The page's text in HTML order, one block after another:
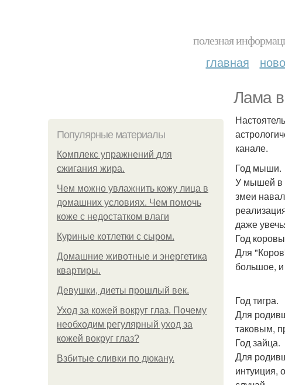
полезная
главная
Лама в
Популярные материалы
Комплекс упражнений для
сжигания жира.
Чем можно увлажнить кожу лица в
домашних условиях. Чем помочь
коже с недостатком влаги
Куриные котлетки с сыром.
Домашние животные и энергетика
квартиры.
Девушки, диеты прошлый век.
Уход за кожей вокруг глаз. Почему
необходим регулярный уход за
кожей вокруг глаз?
Взбитые сливки по дюкану.
канале.
Год мыши.
У мышей в
змеи
даже
Год
Для
большое,
Год тигра.
Для
таковым,
Год зайца.
Для
интуиция,